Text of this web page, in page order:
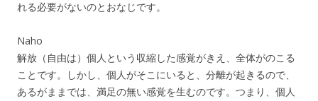
れる必要がないのとおなじです。
Naho
解放（自由は）個人という収縮した感覚がきえ、全体がのこる
ことです。しかし、個人がそこにいると、分離が起きるので、
あるがままでは、満足の無い感覚を生むのです。つまり、個人